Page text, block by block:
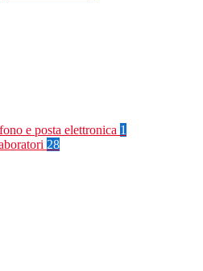
e posta elettronica 1
28